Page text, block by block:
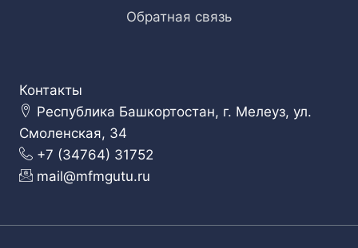
Обратная связь
Контакты
Республика Башкортостан, г. Мелеуз, ул.
Смоленская, 34
+7 (34764) 31752
mail@mfmgutu.ru